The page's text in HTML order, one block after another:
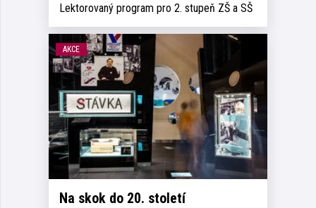
Lektorovaný program pro 2. stupeň ZŠ a SŠ
AKCE
Na skok do 20. století